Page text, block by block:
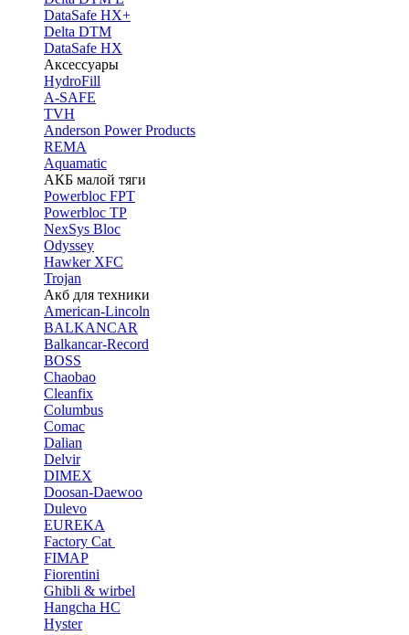
DataSafe HX+
Delta DTM
DataSafe HX
Аксессуары
HydroFill
A-SAFE
TVH
Anderson Power Products
REMA
Aquamatic
АКБ малой тяги
Powerbloc FPT
Powerbloc TP
NexSys Bloc
Odyssey
Hawker XFC
Trojan
Акб для техники
American-Lincoln
BALKANCAR
Balkancar-Record
BOSS
Chaobao
Cleanfix
Columbus
Comac
Dalian
Delvir
DIMEX
Doosan-Daewoo
Dulevo
EUREKA
Factory Cat
FIMAP
Fiorentini
Ghibli & wirbel
Hangcha HC
Hyster